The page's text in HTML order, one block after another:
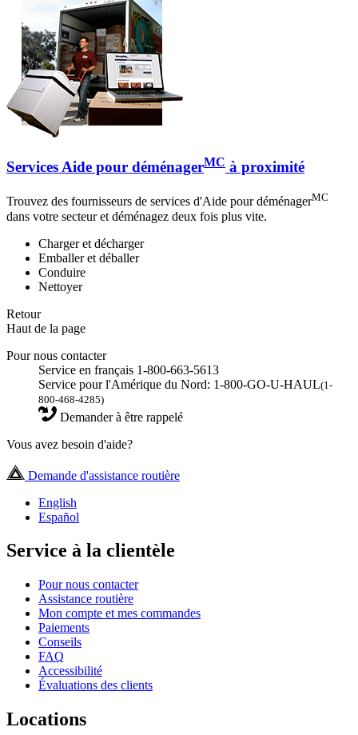
Services Aide pour déménagerMC à proximité
Trouvez des fournisseurs de services d'Aide pour déménagerMC
dans votre secteur et déménagez deux fois plus vite.
Charger et décharger
Emballer et déballer
Conduire
Nettoyer
Retour
Haut de la page
Pour nous contacter
Service en français 1-800-663-5613
Service pour l'Amérique du Nord: 1-800-GO-U-HAUL(1-
800-468-4285)
Demander à être rappelé
Vous avez besoin d'aide?
Demande d'assistance routière
English
Español
Service à la clientèle
Pour nous contacter
Assistance routière
Mon compte et mes commandes
Paiements
Conseils
FAQ
Accessibilité
Évaluations des clients
Locations